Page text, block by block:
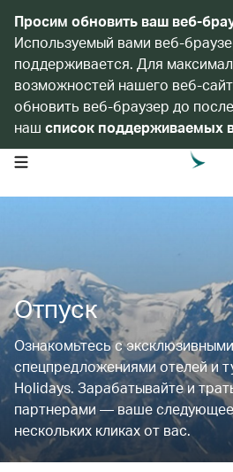
Просим обновить ваш веб-
Используемый вами веб-
поддерживается. Для
возможностей нашего веб-
обновить веб-браузер до
наш список поддерживаемых
open navigation menu
Отпуск
Ознакомьтесь с
спецпредложениями отелей и
Holidays. Зарабатывайте и
партнерами — ваше
нескольких кликах от вас.